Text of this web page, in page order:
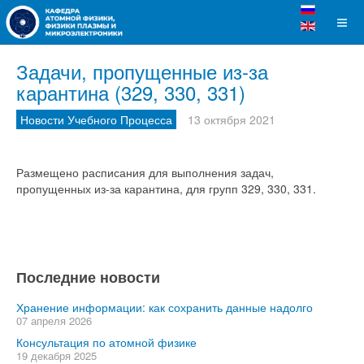
Задачи, пропущенные из-за
карантина (329, 330, 331)
Новости Учебного Процесса 13 октября 2021
Размещено расписания для выполнения задач,
пропущенных из-за карантина, для групп 329, 330, 331.
Последние новости
Хранение информации: как сохранить данные надолго
07 апреля 2026
Консультация по атомной физике
19 декабря 2025